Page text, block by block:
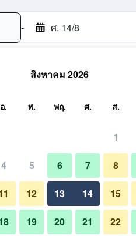
- ศ. 14/8
ที่ถูกที่สุด ราคาต่อคืน
ทั้งหมด (ต่อคืน)
฿4,472 เช็คดีล
สิงหาคม 2026
อ. พ. พฤ. ศ. ส.
1
4 5 6 7 8
12 13 14 15
19 20 21 22